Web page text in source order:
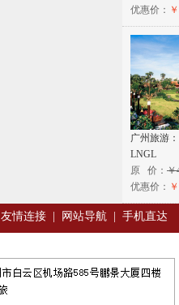
优惠价：
广州旅游
LNGL
原 价： ￥
优惠价：
友情连接 网站导航 手机直达